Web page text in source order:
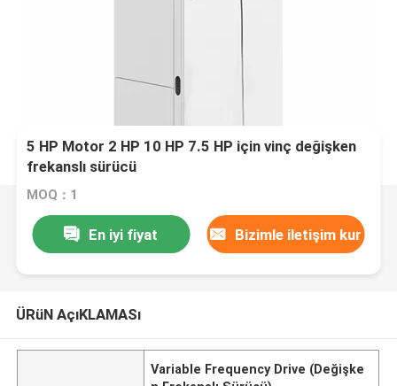
5 HP Motor 2 HP 10 HP 7.5 HP için vinç değişken
frekanslı sürücü
MOQ：1
En iyi fiyat Bizimle iletişim kur
ÜRüN AçıKLAMASı
Variable Frequency Drive (Değişke